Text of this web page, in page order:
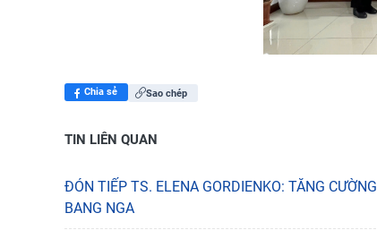
Chia sẻ Sao chép
TIN LIÊN QUAN
ĐÓN TIẾP TS. ELENA GORDIENKO: TĂNG
BANG NGA